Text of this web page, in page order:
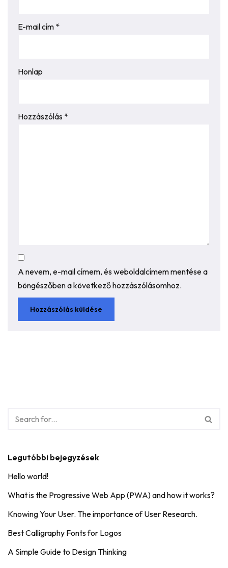
E-mail cím *
Honlap
Hozzászólás *
A nevem, e-mail címem, és weboldalcímem mentése a
böngészőben a következő hozzászólásomhoz.
Legutóbbi bejegyzések
Hello world!
What is the Progressive Web App (PWA) and how it works?
Knowing Your User. The importance of User Research.
Best Calligraphy Fonts for Logos
A Simple Guide to Design Thinking